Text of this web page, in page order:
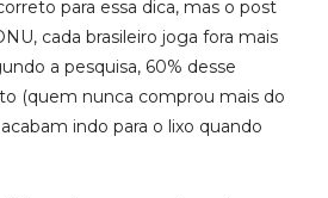
para essa dica, mas o post
cada brasileiro joga fora mais
a pesquisa, 60% desse
(quem nunca comprou mais do
indo para o lixo quando